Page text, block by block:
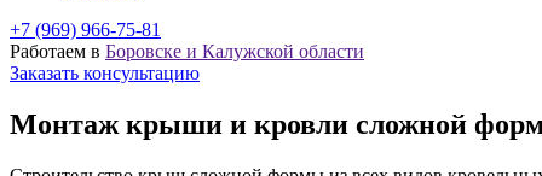
+7 (969) 966-75-81
Работаем в Боровске и Калужской области
Заказать консультацию
Монтаж крыши и кровли сложной